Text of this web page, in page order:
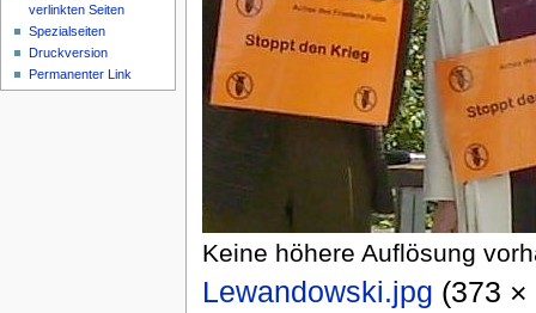
Keine höhere Auflösung
Lewandowski.jpg (373
verlinkten Seiten
Spezialseiten
Druckversion
Permanenter Link